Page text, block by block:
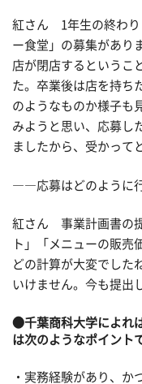
紅さん 1年生の終わり
ー食堂」の募集があり
店が閉店するというこ
た。卒業後は店を持ち
のようなものか様子も
みようと思い、応募し
ましたから、受かって
――応募はどのように
紅さん 事業計画書の
ト」「メニューの販売
どの計算が大変でした
いけません。今も提出
●千葉商科大学によれ
は次のようなポイント
・実務経験があり、か